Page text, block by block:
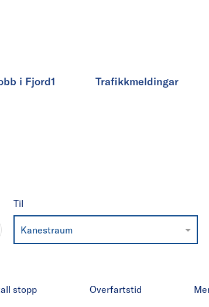
i Fjord1 Trafikkmeldingar
Til
Kanestraum
stopp Overfartstid